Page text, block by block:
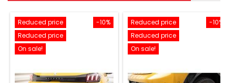
-10%
Reduced price
Reduced price
On sale!
-10%
Reduced price
Reduced price
On sale!